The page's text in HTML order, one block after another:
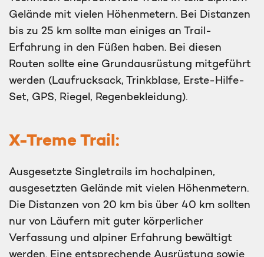
Gelände mit vielen Höhenmetern. Bei Distanzen
bis zu 25 km sollte man einiges an Trail-
Erfahrung in den Füßen haben. Bei diesen
Routen sollte eine Grundausrüstung mitgeführt
werden (Laufrucksack, Trinkblase, Erste-Hilfe-
Set, GPS, Riegel, Regenbekleidung).
X-Treme Trail:
Ausgesetzte Singletrails im hochalpinen,
ausgesetzten Gelände mit vielen Höhenmetern.
Die Distanzen von 20 km bis über 40 km sollten
nur von Läufern mit guter körperlicher
Verfassung und alpiner Erfahrung bewältigt
werden. Eine entsprechende Ausrüstung sowie